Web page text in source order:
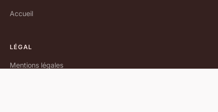
Accueil
LÉGAL
Mentions légales